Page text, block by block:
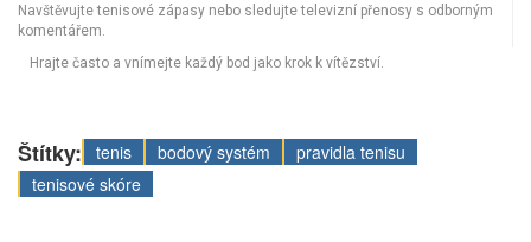
Navštěvujte tenisové zápasy nebo sledujte televizní přenosy s odborným
komentářem.
Hrajte často a vnímejte každý bod jako krok k vítězství.
Štítky: tenis bodový systém
pravidla tenisu
tenisové skóre